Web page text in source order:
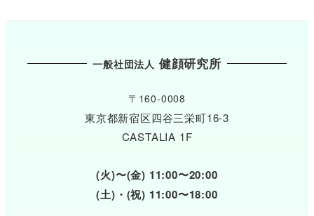
一般社団法人 健顔研究所
〒160-0008
東京都新宿区四谷三栄町16-3
CASTALIA 1F
(火)〜(金) 11:00〜20:00
(土)・(祝) 11:00〜18:00